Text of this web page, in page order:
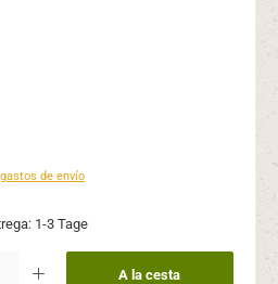
de envío
1-3 Tage
la cantidad deseada o usa los botones para
A la cesta